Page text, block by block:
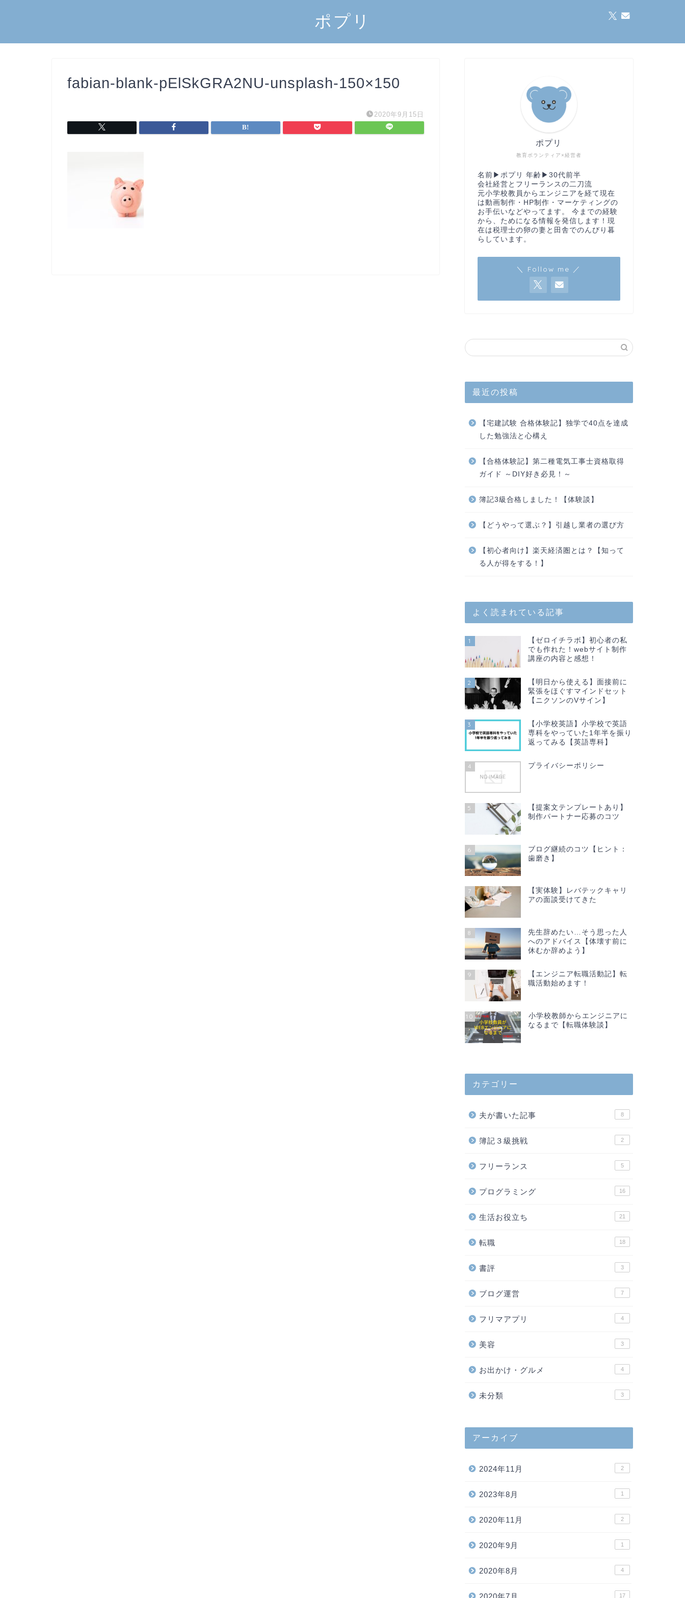
ポプリ
fabian-blank-pElSkGRA2NU-unsplash-150×150
2020年9月15日
教育ボランティア×経営者
ポプリ
名前▶︎ポプリ 年齢▶︎30代前半
会社経営とフリーランスの二刀流
元小学校教員からエンジニアを経て現在
は動画制作・HP制作・マーケティングの
お手伝いなどやってます。 今までの経験
から、ためになる情報を発信します！現
在は税理士の卵の妻と田舎でのんびり暮
らしています。
＼ Follow me ／
最近の投稿
【宅建試験 合格体験記】独学で40点を達成
した勉強法と心構え
【合格体験記】第二種電気工事士資格取得
ガイド ～DIY好き必見！～
簿記3級合格しました！【体験談】
【どうやって選ぶ？】引越し業者の選び方
【初心者向け】楽天経済圏とは？【知って
る人が得をする！】
よく読まれている記事
1
【ゼロイチラボ】初心者の私
でも作れた！webサイト制作
講座の内容と感想！
2
【明日から使える】面接前に
緊張をほぐすマインドセット
【ニクソンのVサイン】
3
【小学校英語】小学校で英語
専科をやっていた1年半を振り
返ってみる【英語専科】
4 プライバシーポリシー
5
【提案文テンプレートあり】
制作パートナー応募のコツ
6
ブログ継続のコツ【ヒント：
歯磨き】
7
【実体験】レバテックキャリ
アの面談受けてきた
8
先生辞めたい…そう思った人
へのアドバイス【体壊す前に
休むか辞めよう】
9
【エンジニア転職活動記】転
職活動始めます！
10
小学校教師からエンジニアに
なるまで【転職体験談】
カテゴリー
夫が書いた記事 8
簿記３級挑戦 2
フリーランス 5
プログラミング 16
生活お役立ち 21
転職 18
書評 3
ブログ運営 7
フリマアプリ 4
美容 3
お出かけ・グルメ 4
未分類 3
アーカイブ
2024年11月 2
2023年8月 1
2020年11月 2
2020年9月 1
2020年8月 4
2020年7月 17